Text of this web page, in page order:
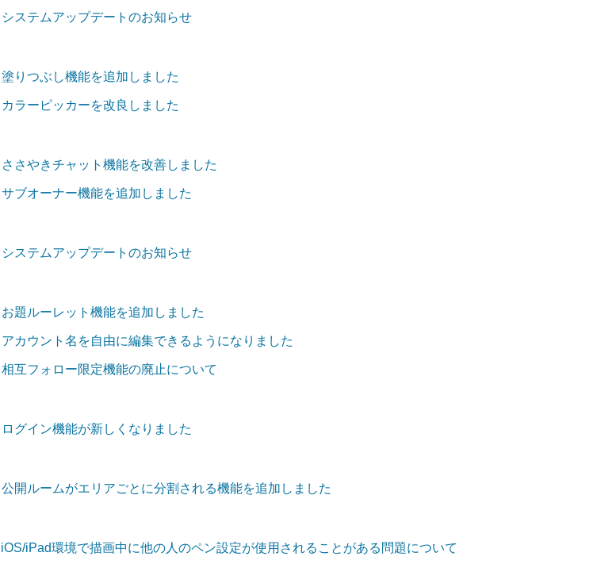
システムアップデートのお知らせ
塗りつぶし機能を追加しました
カラーピッカーを改良しました
ささやきチャット機能を改善しました
サブオーナー機能を追加しました
システムアップデートのお知らせ
お題ルーレット機能を追加しました
アカウント名を自由に編集できるようになりました
相互フォロー限定機能の廃止について
ログイン機能が新しくなりました
公開ルームがエリアごとに分割される機能を追加しました
iOS/iPad環境で描画中に他の人のペン設定が使用されることがある問題について